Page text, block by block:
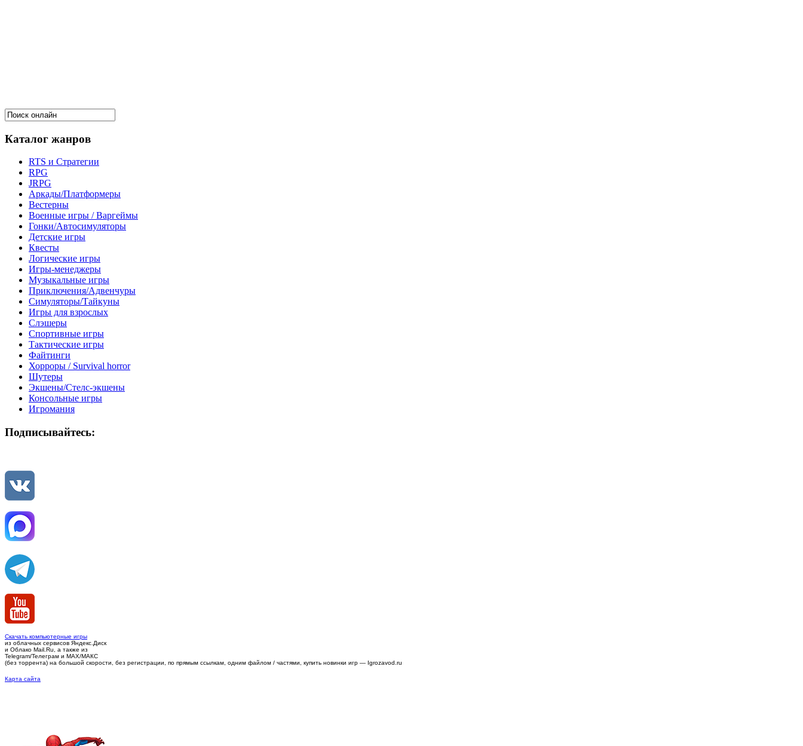
Каталог жанров
RTS и Стратегии
RPG
JRPG
Аркады/Платформеры
Вестерны
Военные игры / Варгеймы
Гонки/Автосимуляторы
Детские игры
Квесты
Логические игры
Игры-менеджеры
Музыкальные игры
Приключения/Адвенчуры
Симуляторы/Тайкуны
Игры для взрослых
Слэшеры
Спортивные игры
Тактические игры
Файтинги
Хорроры / Survival horror
Шутеры
Экшены/Стелс-экшены
Консольные игры
Игромания
Подписывайтесь:
Скачать компьютерные игры
из облачных сервисов Яндекс.Диск
и Облако Mail.Ru, а также из
Telegram/Телеграм и MAX/МАКС
(без торрента) на большой скорости, без регистрации, по прямым ссылкам, одним файлом / частями, купить новинки игр — Igrozavod.ru
Карта сайта